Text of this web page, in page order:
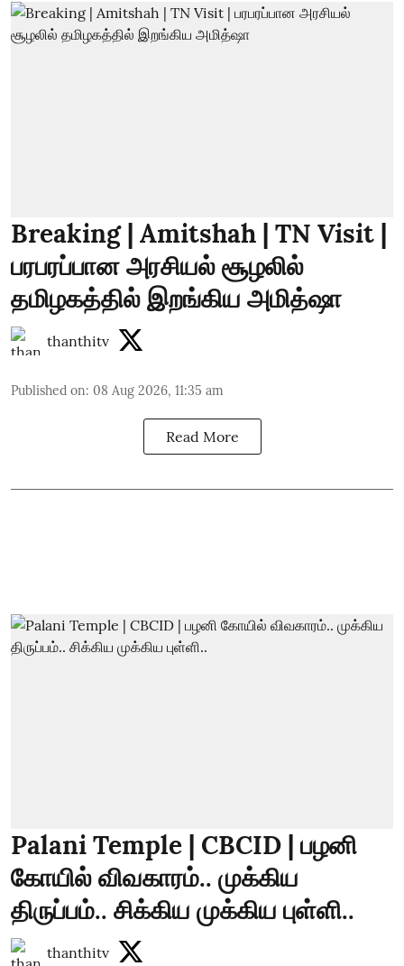
Breaking | Amitshah | TN Visit |
பரபரப்பான அரசியல் சூழலில்
தமிழகத்தில் இறங்கிய அமித்ஷா
thanthitv
Published on: 08 Aug 2026, 11:35 am
Read More
Palani Temple | CBCID | பழனி
கோயில் விவகாரம்.. முக்கிய
திருப்பம்.. சிக்கிய முக்கிய புள்ளி..
thanthitv